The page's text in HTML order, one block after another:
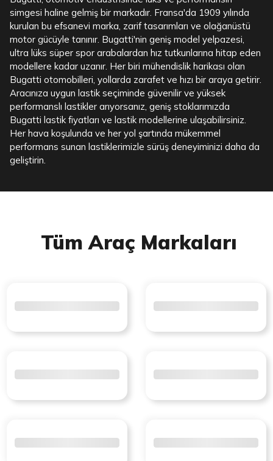
simgesi haline gelmiş bir markadır. Fransa'da 1909 yılında
kurulan bu efsanevi marka, zarif tasarımları ve olağanüstü
motor gücüyle tanınır. Bugatti'nin geniş model yelpazesi,
ultra lüks süper spor arabalardan hız tutkunlarına hitap eden
modellere kadar uzanır. Her biri mühendislik harikası olan
Bugatti otomobilleri, yollarda zarafet ve hızı bir araya getirir.
Aracınıza uygun lastik seçiminde güvenilir ve yüksek
performanslı lastikler arıyorsanız, geniş stoklarımızda
Bugatti lastik fiyatları ve lastik modellerine ulaşabilirsiniz.
Her hava koşulunda ve her yol şartında mükemmel
performans sunan lastiklerimizle sürüş deneyiminizi daha da
geliştirin.
Tüm Araç Markaları